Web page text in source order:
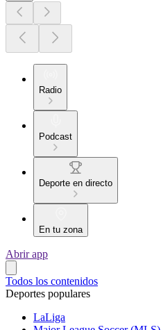
Radio
Podcast
Deporte en directo
En tu zona
Abrir app
Todos los contenidos
Deportes populares
LaLiga